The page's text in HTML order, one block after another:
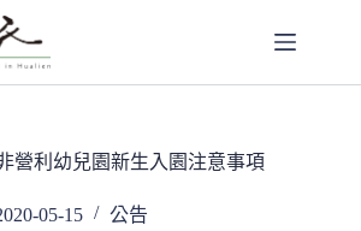
營利幼兒園新生入園注意事項
05-15 公告